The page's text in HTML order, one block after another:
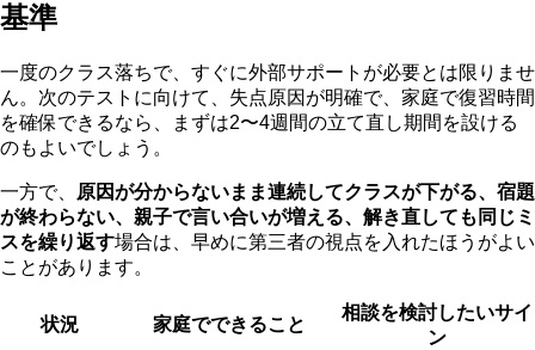
基準
一度のクラス落ちで、すぐに外部サポートが必要とは限りませ
ん。次のテストに向けて、失点原因が明確で、家庭で復習時間
を確保できるなら、まずは2〜4週間の立て直し期間を設ける
のもよいでしょう。
一方で、
原因が分からないまま連続してクラスが下がる、宿題
が終わらない、親子で言い合いが増える、解き直しても同じミ
スを繰り返す場合は、早めに第三者の視点を入れたほうがよい
ことがあります。
状況 家庭でできること
相談を検討したいサイ
ン